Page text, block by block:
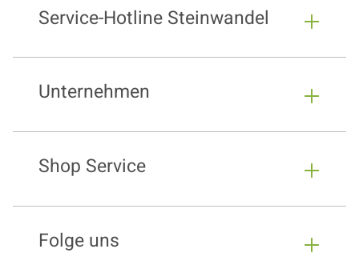
Service-Hotline Steinwandel
Unternehmen
Shop Service
Folge uns